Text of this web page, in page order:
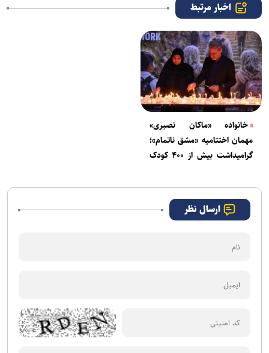
اخبار مرتبط
خانواده «ماکان نصیری»
مهمان اختتامیه «مشق ناتمام»؛
گرامیداشت بیش از ۴۰۰ کودک
ارسال نظر